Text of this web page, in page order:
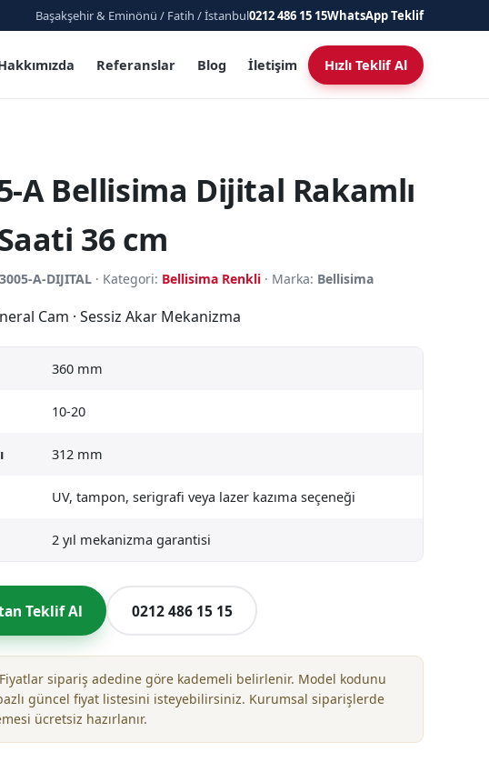
Başakşehir & Eminönü / Fatih / İstanbul0212 486 15 15WhatsApp Teklif
Referanslar Blog İletişim Hızlı Teklif Al
A Bellisima Dijital Rakamlı
36 cm
A-DIJITAL · Kategori: Bellisima Renkli · Marka: Bellisima
Cam · Sessiz Akar Mekanizma
360 mm
10-20
312 mm
UV, tampon, serigrafi veya lazer kazıma seçeneği
2 yıl mekanizma garantisi
Teklif Al 0212 486 15 15
Fiyatlar sipariş adedine göre kademeli belirlenir. Model kodunu
güncel fiyat listesini isteyebilirsiniz. Kurumsal siparişlerde
ücretsiz hazırlanır.